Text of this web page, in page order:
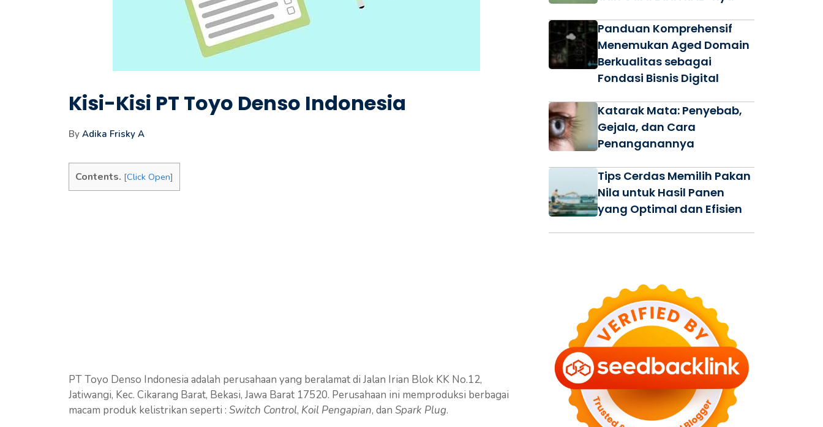
Kisi-Kisi PT Toyo Denso Indonesia
By Adika Frisky A
Contents. [Click Open]
PT Toyo Denso Indonesia adalah perusahaan yang beralamat di Jalan Irian Blok KK No.12,
Jatiwangi, Kec. Cikarang Barat, Bekasi, Jawa Barat 17520. Perusahaan ini memproduksi berbagai
macam produk kelistrikan seperti : Switch Control, Koil Pengapian, dan Spark Plug.
Panduan Komprehensif
Menemukan Aged Domain
Berkualitas sebagai
Fondasi Bisnis Digital
Katarak Mata: Penyebab,
Gejala, dan Cara
Penanganannya
Tips Cerdas Memilih Pakan
Nila untuk Hasil Panen
yang Optimal dan Efisien